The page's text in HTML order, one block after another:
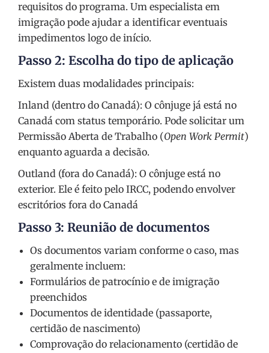
requisitos do programa. Um especialista em
imigração pode ajudar a identificar eventuais
impedimentos logo de início.
Passo 2: Escolha do tipo de aplicação
Existem duas modalidades principais:
Inland (dentro do Canadá): O cônjuge já está no
Canadá com status temporário. Pode solicitar um
Permissão Aberta de Trabalho (Open Work Permit)
enquanto aguarda a decisão.
Outland (fora do Canadá): O cônjuge está no
exterior. Ele é feito pelo IRCC, podendo envolver
escritórios fora do Canadá
Passo 3: Reunião de documentos
Os documentos variam conforme o caso, mas
geralmente incluem:
Formulários de patrocínio e de imigração
preenchidos
Documentos de identidade (passaporte,
certidão de nascimento)
Comprovação do relacionamento (certidão de